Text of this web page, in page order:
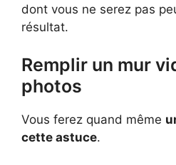
dont vous ne serez pas
résultat.
Remplir un mur
photos
Vous ferez quand même
cette astuce.